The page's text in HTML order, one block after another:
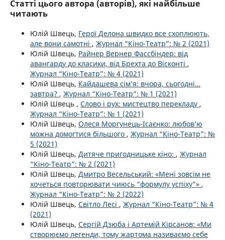
Статті цього автора (авторів), які найбільше
читають
Юлій Швець, Герої Делона швидко все схоплюють,
але вони самотні , Журнал “Кіно-Театр”: № 2 (2021)
Юлій Швець, Райнер Вернер Фассбіндер: від
авангарду до класики, від Брехта до Вісконті ,
Журнал “Кіно-Театр”: № 4 (2021)
Юлій Швець, Кайдашева сім’я: вчора, сьогодні…
завтра? , Журнал “Кіно-Театр”: № 1 (2021)
Юлій Швець , Слово і рух: мистецтво перекладу ,
Журнал “Кіно-Театр”: № 1 (2021)
Юлій Швець, Олеся Моргунець-Ісаєнко: любов’ю
можна домогтися більшого , Журнал “Кіно-Театр”: №
5 (2021)
Юлій Швець, Дитяче пригодницьке кіно: , Журнал
“Кіно-Театр”: № 2 (2021)
Юлій Швець, Дмитро Весельський: «Мені зовсім не
хочеться повторювати чиюсь “формулу успіху”» ,
Журнал “Кіно-Театр”: № 2 (2022)
Юлій Швець, Світло Лесі , Журнал “Кіно-Театр”: № 4
(2021)
Юлій Швець, Сергій Дзюба і Артемій Кірсанов: «Ми
створюємо легенди, тому жартома називаємо себе